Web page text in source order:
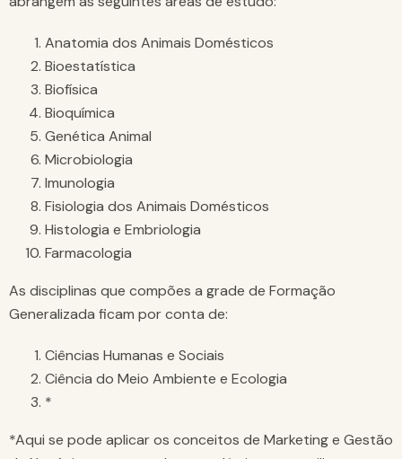
Anatomia dos Animais Domésticos
Bioestatística
Biofísica
Bioquímica
Genética Animal
Microbiologia
Imunologia
Fisiologia dos Animais Domésticos
Histologia e Embriologia
Farmacologia
As disciplinas que compões a grade de Formação
Generalizada ficam por conta de:
Ciências Humanas e Sociais
Ciência do Meio Ambiente e Ecologia
*
*Aqui se pode aplicar os conceitos de Marketing e Gestão